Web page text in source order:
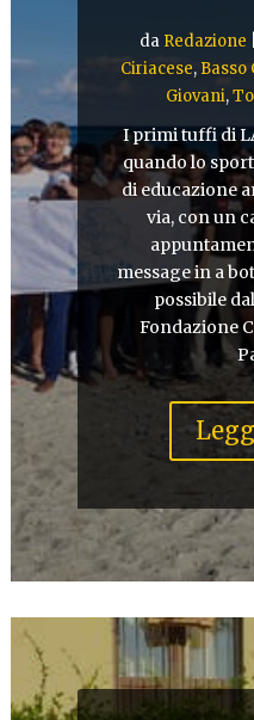
da Redazione
Ciriacese, Basso
Giovani,
I primi tuffi di
quando lo
di educazione
via, con un
message in a
possibile
Fondazione